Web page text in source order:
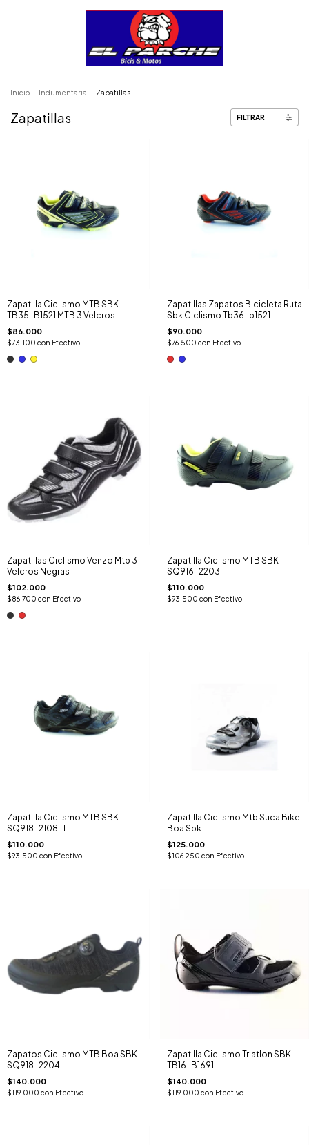
Inicio Indumentaria Zapatillas
Zapatillas FILTRAR
Zapatilla Ciclismo MTB SBK
TB35-B1521 MTB 3 Velcros
$86.000
$73.100 con Efectivo
Zapatillas Zapatos Bicicleta Ruta
Sbk Ciclismo Tb36-b1521
$90.000
$76.500 con Efectivo
Zapatillas Ciclismo Venzo Mtb 3
Velcros Negras
$102.000
$86.700 con Efectivo
Zapatilla Ciclismo MTB SBK
SQ916-2203
$110.000
$93.500 con Efectivo
Zapatilla Ciclismo MTB SBK
SQ918-2108-1
$110.000
$93.500 con Efectivo
Zapatilla Ciclismo Mtb Suca Bike
Boa Sbk
$125.000
$106.250 con Efectivo
Zapatos Ciclismo MTB Boa SBK
SQ918-2204
$140.000
$119.000 con Efectivo
Zapatilla Ciclismo Triatlon SBK
TB16-B1691
$140.000
$119.000 con Efectivo